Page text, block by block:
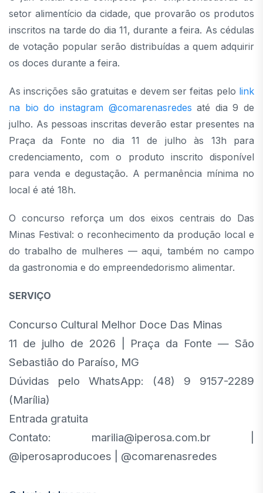
setor alimentício da cidade, que provarão os produtos
inscritos na tarde do dia 11, durante a feira. As cédulas
de votação popular serão distribuídas a quem adquirir
os doces durante a feira.
As inscrições são gratuitas e devem ser feitas pelo link
na bio do instagram @comarenasredes até dia 9 de
julho. As pessoas inscritas deverão estar presentes na
Praça da Fonte no dia 11 de julho às 13h para
credenciamento, com o produto inscrito disponível
para venda e degustação. A permanência mínima no
local é até 18h.
O concurso reforça um dos eixos centrais do Das
Minas Festival: o reconhecimento da produção local e
do trabalho de mulheres — aqui, também no campo
da gastronomia e do empreendedorismo alimentar.
SERVIÇO
Concurso Cultural Melhor Doce Das Minas
11 de julho de 2026 | Praça da Fonte — São
Sebastião do Paraíso, MG
Dúvidas pelo WhatsApp: (48) 9 9157-2289
(Marília)
Entrada gratuita
Contato: marilia@iperosa.com.br |
@iperosaproducoes | @comarenasredes